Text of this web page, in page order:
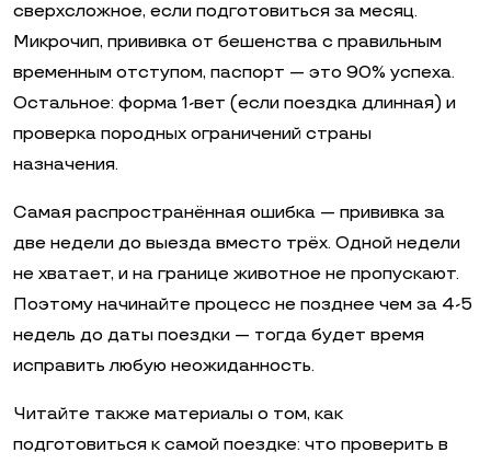
сверхсложное, если подготовиться за месяц.
Микрочип, прививка от бешенства с правильным
временным отступом, паспорт — это 90% успеха.
Остальное: форма 1-вет (если поездка длинная) и
проверка породных ограничений страны
назначения.
Самая распространённая ошибка — прививка за
две недели до выезда вместо трёх. Одной недели
не хватает, и на границе животное не пропускают.
Поэтому начинайте процесс не позднее чем за 4-5
недель до даты поездки — тогда будет время
исправить любую неожиданность.
Читайте также материалы о том, как
подготовиться к самой поездке: что проверить в